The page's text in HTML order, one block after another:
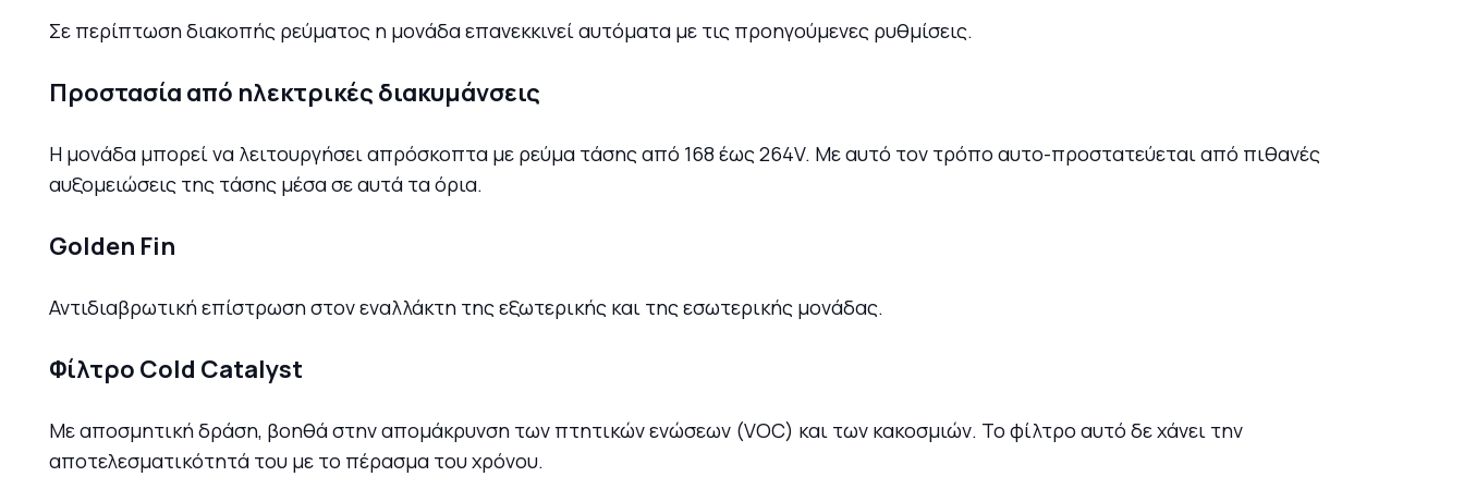
Σε περίπτωση διακοπής ρεύματος η μονάδα επανεκκινεί αυτόματα με τις προηγούμενες ρυθμίσεις.
Προστασία από ηλεκτρικές διακυμάνσεις
Η μονάδα μπορεί να λειτουργήσει απρόσκοπτα με ρεύμα τάσης από 168 έως 264V. Με αυτό τον τρόπο αυτο-προστατεύεται από πιθανές
αυξομειώσεις της τάσης μέσα σε αυτά τα όρια.
Golden Fin
Αντιδιαβρωτική επίστρωση στον εναλλάκτη της εξωτερικής και της εσωτερικής μονάδας.
Φίλτρο Cold Catalyst
Με αποσμητική δράση, βοηθά στην απομάκρυνση των πτητικών ενώσεων (VOC) και των κακοσμιών. Το φίλτρο αυτό δε χάνει την
αποτελεσματικότητά του με το πέρασμα του χρόνου.